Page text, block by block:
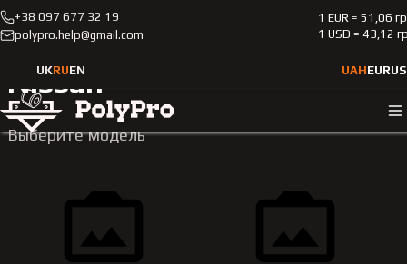
+38 097 677 32 19
polypro.help@gmail.com
1 EUR = 51,06
1 USD = 43,12
UKRUEN UAHEUR
Каталог Легковые автомобили
Nissan
Выберите модель